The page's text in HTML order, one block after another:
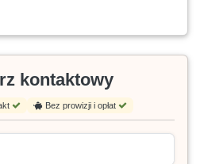
kontaktowy
Bez prowizji i opłat